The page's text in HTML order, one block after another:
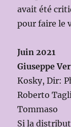
avait été
pour faire le
Juin 2021
Giuseppe
Kosky, Dir:
Roberto
Tommaso
Si la